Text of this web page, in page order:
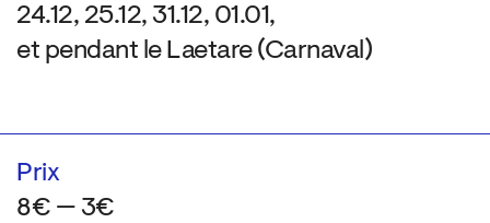
24.12, 25.12, 31.12, 01.01,
et pendant le Laetare (Carnaval)
Prix
8€ — 3€